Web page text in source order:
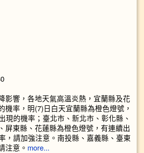
影響，各地天氣高溫炎熱，宜蘭縣及花
機率，明(7)日白天宜蘭縣為橙色燈號，
現的機率；臺北市、新北市、彰化縣、
屏東縣、花蓮縣為橙色燈號，有連續出
，請加強注意。南投縣、嘉義縣、臺東
注意。 more...